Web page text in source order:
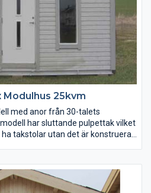
25kvm
med anor från 30-talets
har sluttande pulpettak vilket
takstolar utan det är konstruerat
sina behov. Mest lättskött
plåt vilket är ett bra
lättare och mer lättskött, påväxt